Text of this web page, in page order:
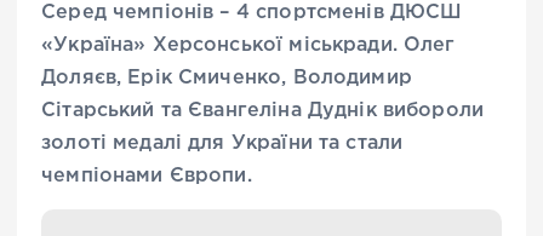
Серед чемпіонів – 4 спортсменів ДЮСШ
«Україна» Херсонської міськради. Олег
Доляєв, Ерік Смиченко, Володимир
Сітарський та Євангеліна Дуднік вибороли
золоті медалі для України та стали
чемпіонами Європи.